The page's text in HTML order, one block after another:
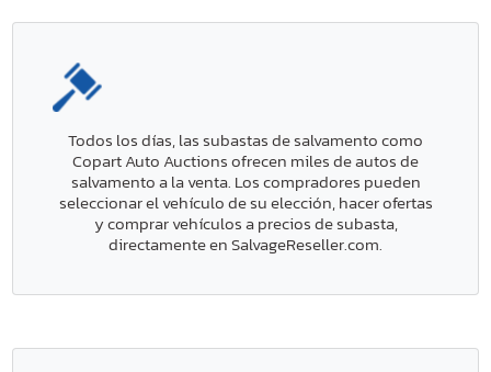
Todos los días, las subastas de salvamento como
Copart Auto Auctions ofrecen miles de autos de
salvamento a la venta. Los compradores pueden
seleccionar el vehículo de su elección, hacer ofertas
y comprar vehículos a precios de subasta,
directamente en SalvageReseller.com.